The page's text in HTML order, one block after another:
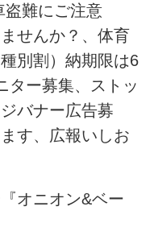
盗難にご注意
せんか？、体育
別割）納期限は6
ター募集、ストッ
バナー広告募
す、広報いしお
オニオン&ベー